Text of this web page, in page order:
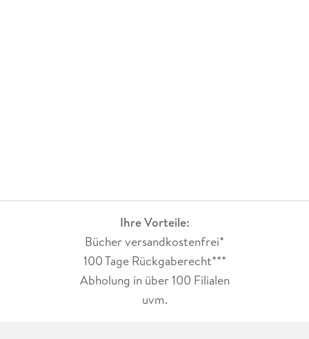
Ihre Vorteile:
Bücher versandkostenfrei*
100 Tage Rückgaberecht***
Abholung in über 100 Filialen
uvm.